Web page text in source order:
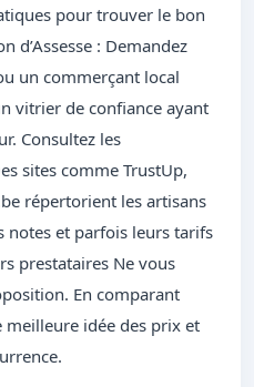
pour trouver le bon
d’Assesse : Demandez
un commerçant local
vitrier de confiance ayant
Consultez les
sites comme TrustUp,
répertorient les artisans
notes et parfois leurs tarifs
prestataires Ne vous
En comparant
idée des prix et